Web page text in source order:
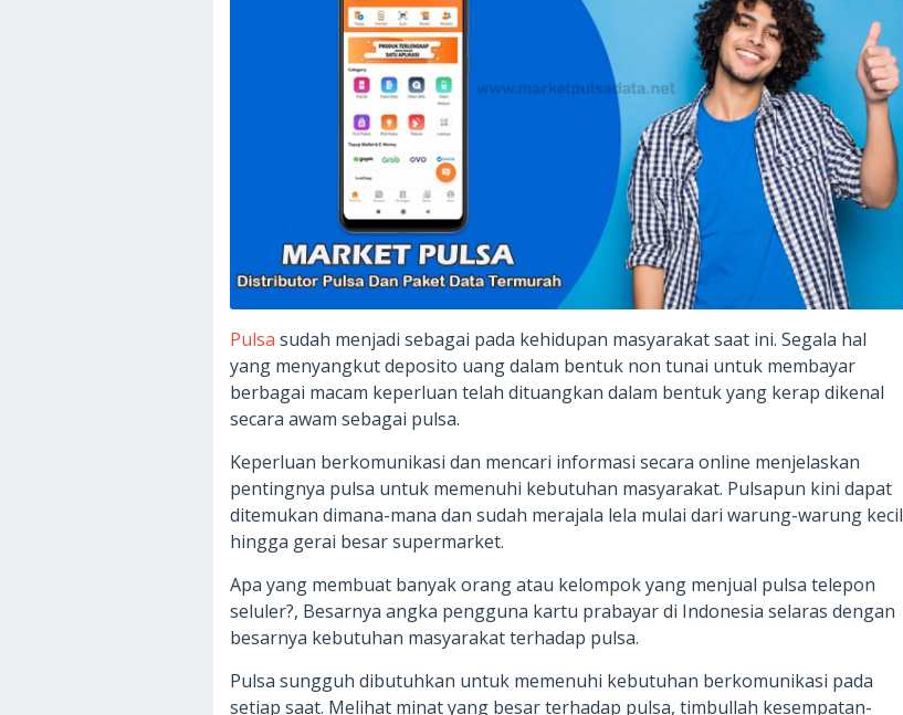
Pulsa sudah menjadi sebagai pada kehidupan masyarakat saat ini. Segala hal
yang menyangkut deposito uang dalam bentuk non tunai untuk membayar
berbagai macam keperluan telah dituangkan dalam bentuk yang kerap dikenal
secara awam sebagai pulsa.
Keperluan berkomunikasi dan mencari informasi secara online menjelaskan
pentingnya pulsa untuk memenuhi kebutuhan masyarakat. Pulsapun kini dapat
ditemukan dimana-mana dan sudah merajala lela mulai dari warung-warung kecil
hingga gerai besar supermarket.
Apa yang membuat banyak orang atau kelompok yang menjual pulsa telepon
seluler?, Besarnya angka pengguna kartu prabayar di Indonesia selaras dengan
besarnya kebutuhan masyarakat terhadap pulsa.
Pulsa sungguh dibutuhkan untuk memenuhi kebutuhan berkomunikasi pada
setiap saat. Melihat minat yang besar terhadap pulsa, timbullah kesempatan-